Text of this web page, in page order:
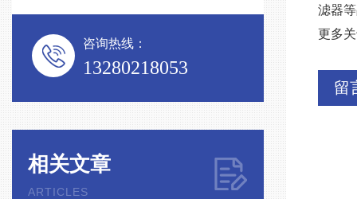
咨询热线：
13280218053
相关文章
ARTICLES
滤器
更多
留